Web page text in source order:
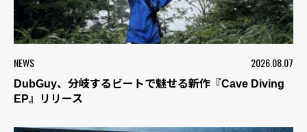
NEWS 2026.08.07
DubGuy、分岐するビートで魅せる新作『Cave Diving
EP』リリース